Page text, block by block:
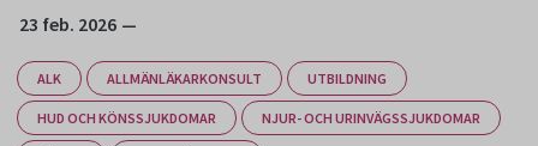
23 feb. 2026
ALK ALLMÄNLÄKARKONSULT UTBILDNING
HUD OCH KÖNSSJUKDOMAR NJUR- OCH URINVÄGSSJUKDOMAR